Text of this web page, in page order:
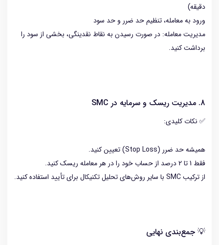
دقیقه)
ورود به معامله، تنظیم حد ضرر و حد سود
مدیریت معامله: در صورت رسیدن به نقاط نقدینگی، بخشی از سود را
برداشت کنید.
8. مدیریت ریسک و سرمایه در SMC
✅ نکات کلیدی:
همیشه حد ضرر (Stop Loss) تعیین کنید.
فقط 1 تا 2 درصد از حساب خود را در هر معامله ریسک کنید.
از ترکیب SMC با سایر روش‌های تحلیل تکنیکال برای تأیید استفاده کنید.
💡 جمع‌بندی نهایی